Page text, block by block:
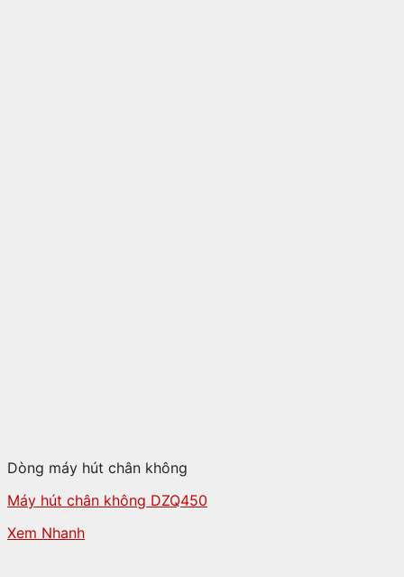
Dòng máy hút chân không
Máy hút chân không DZQ450
Xem Nhanh